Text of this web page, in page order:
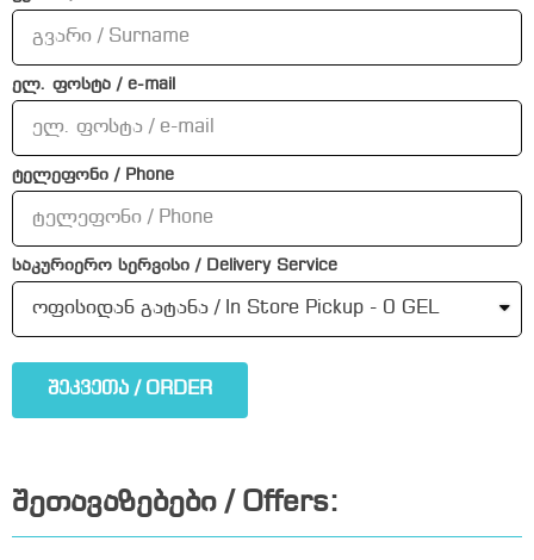
ელ. ფოსტა / e-mail
ტელეფონი / Phone
საკურიერო სერვისი / Delivery Service
შეკვეთა / ORDER
შეთავაზებები / Offers: